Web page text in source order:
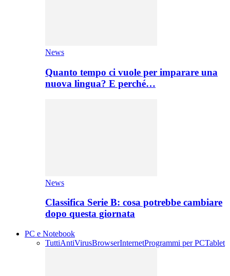
News
Quanto tempo ci vuole per imparare una
nuova lingua? E perché…
News
Classifica Serie B: cosa potrebbe cambiare
dopo questa giornata
PC e Notebook
TuttiAntiVirusBrowserInternetProgrammi per PCTablet